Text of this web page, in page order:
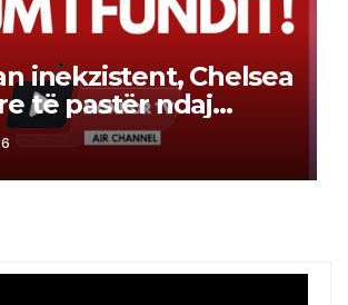
inekzistent, Chelsea
të pastër ndaj
(video)